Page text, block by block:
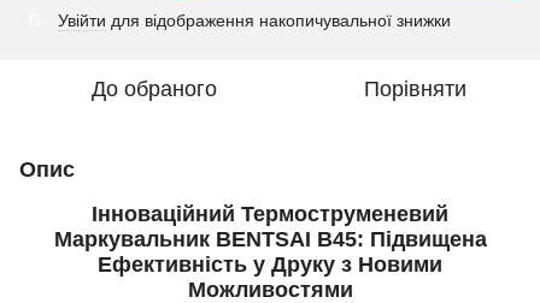
Увійти для відображення накопичувальної знижки
До обраного Порівняти
Опис
Інноваційний Термоструменевий
Маркувальник BENTSAI B45: Підвищена
Ефективність у Друку з Новими
Можливостями